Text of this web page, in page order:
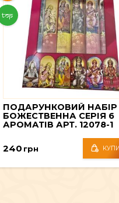
TOP
ПОДАРУНКОВИЙ НАБІР
БОЖЕСТВЕННА СЕРІЯ 6 ​​
АРОМАТІВ АРТ. 12078-1
240 грн